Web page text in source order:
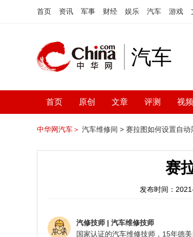
首页 资讯 军事 财经 娱乐 汽车 游戏
汽车
首页 原创 文章 评测 视频
中华网汽车＞ 汽车维修间 > 赛拉图如何设置自动
赛
发布时间：
汽修技师 | 汽车维修技师